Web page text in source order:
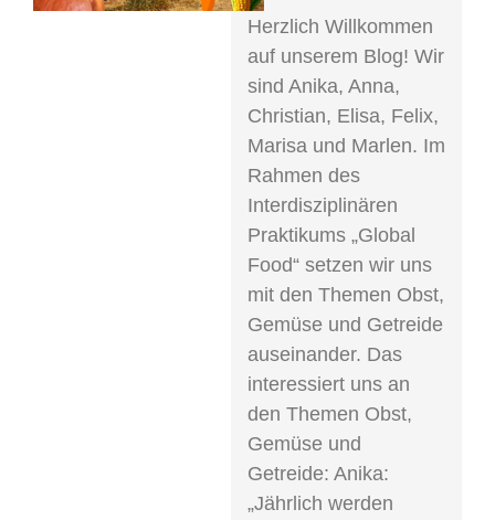
Herzlich Willkommen
auf unserem Blog! Wir
sind Anika, Anna,
Christian, Elisa, Felix,
Marisa und Marlen. Im
Rahmen des
Interdisziplinären
Praktikums „Global
Food“ setzen wir uns
mit den Themen Obst,
Gemüse und Getreide
auseinander. Das
interessiert uns an
den Themen Obst,
Gemüse und
Getreide: Anika:
„Jährlich werden